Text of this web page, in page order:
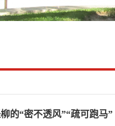
的“密不透风”“疏可跑马”